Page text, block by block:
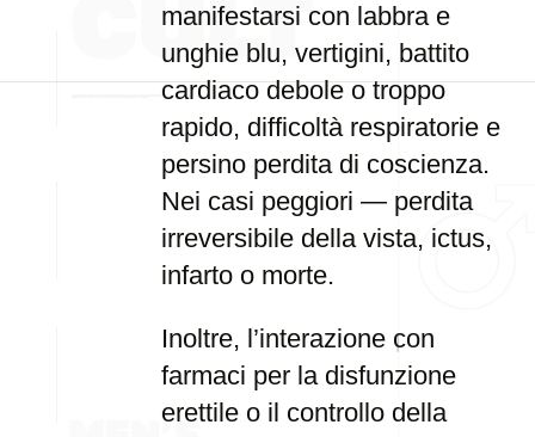
manifestarsi con labbra e
unghie blu, vertigini, battito
cardiaco debole o troppo
rapido, difficoltà respiratorie e
persino perdita di coscienza.
Nei casi peggiori — perdita
irreversibile della vista, ictus,
infarto o morte.
Inoltre, l’interazione con
farmaci per la disfunzione
erettile o il controllo della